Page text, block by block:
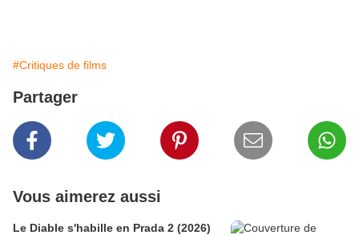
#Critiques de films
Partager
Vous aimerez aussi
Le Diable s'habille en Prada 2 (2026)